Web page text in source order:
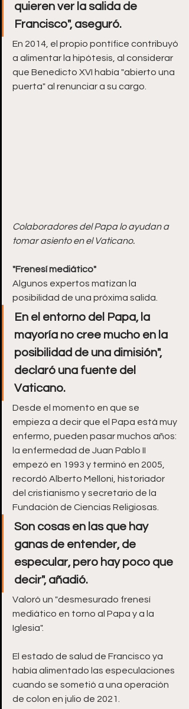
quieren ver la salida de
Francisco", aseguró.
En 2014, el propio pontífice contribuyó
a alimentar la hipótesis, al considerar
que Benedicto XVI había "abierto una
puerta" al renunciar a su cargo.
Colaboradores del Papa lo ayudan a
tomar asiento en el Vaticano.
"Frenesí mediático"
Algunos expertos matizan la
posibilidad de una próxima salida.
En el entorno del Papa, la
mayoría no cree mucho en la
posibilidad de una dimisión",
declaró una fuente del
Vaticano.
Desde el momento en que se
empieza a decir que el Papa está muy
enfermo, pueden pasar muchos años:
la enfermedad de Juan Pablo II
empezó en 1993 y terminó en 2005,
recordó Alberto Melloni, historiador
del cristianismo y secretario de la
Fundación de Ciencias Religiosas.
Son cosas en las que hay
ganas de entender, de
especular, pero hay poco que
decir", añadió.
Valoró un "desmesurado frenesí
mediático en torno al Papa y a la
Iglesia".
El estado de salud de Francisco ya
había alimentado las especulaciones
cuando se sometió a una operación
de colon en julio de 2021.